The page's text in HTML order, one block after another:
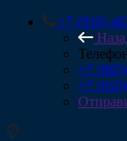
+7 (910)
+7
+7